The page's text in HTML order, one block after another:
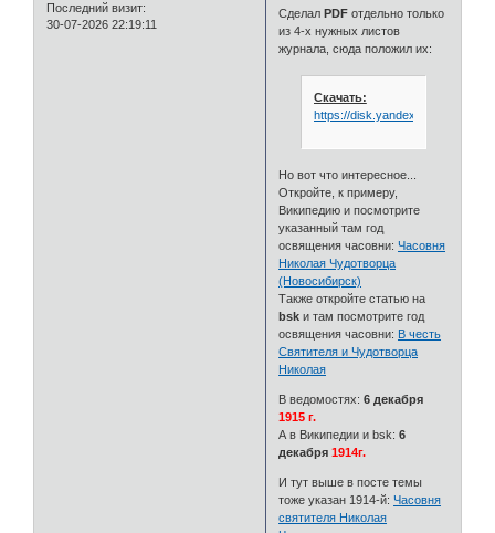
Последний визит:
30-07-2026 22:19:11
Сделал PDFотдельно только
из 4-х нужных листов
журнала, сюда положил их:
Скачать:
https://disk.yandex.ru/i/
Но вот что интересное...
Откройте, к примеру,
Википедию и посмотрите
указанный там год
освящения часовни:Часовня
Николая Чудотворца
(Новосибирск)
Также откройте статью на
bsk и там посмотрите год
освящения часовни: В честь
Святителя и Чудотворца
Николая
В ведомостях:6 декабря
1915 г.
А в Википедии и bsk:6
декабря1914г.
И тут выше в посте темы
тоже указан 1914-й:Часовня
святителя Николая